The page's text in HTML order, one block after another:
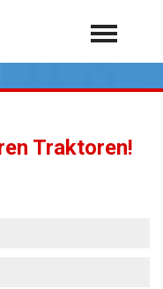
Traktoren!